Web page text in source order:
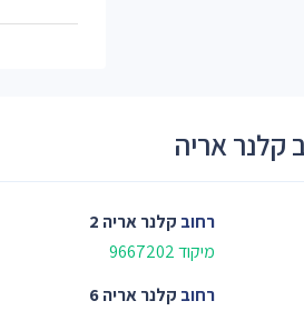
קלנר אריה
רחוב קלנר אריה 2
מיקוד 9667202
רחוב קלנר אריה 6